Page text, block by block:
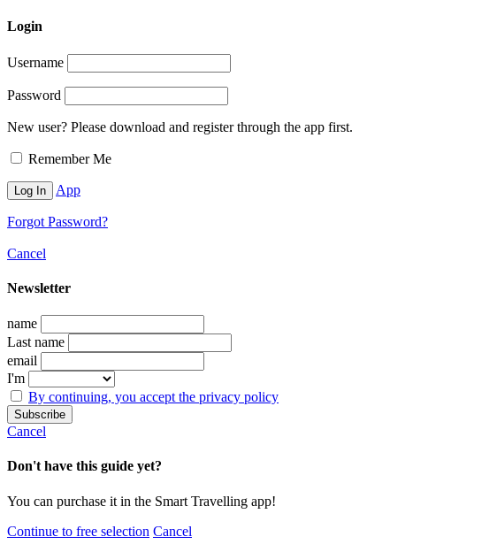
Login
Username
Password
New user? Please download and register through the app first.
Remember Me
App
Forgot Password?
Cancel
Newsletter
name
Last name
email
I'm
By continuing, you accept the privacy policy
Cancel
Don't have this guide yet?
You can purchase it in the Smart Travelling app!
Continue to free selection Cancel